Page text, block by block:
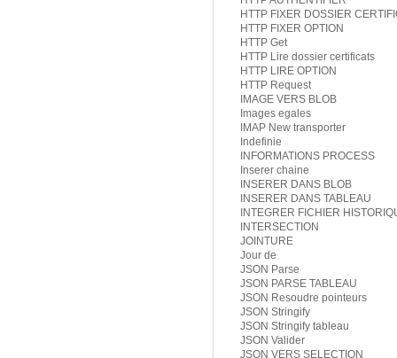
HTTP FIXER DOSSIER
HTTP FIXER OPTION
HTTP Get
HTTP Lire dossier certificats
HTTP LIRE OPTION
HTTP Request
IMAGE VERS BLOB
Images egales
IMAP New transporter
Indefinie
INFORMATIONS PROCESS
Inserer chaine
INSERER DANS BLOB
INSERER DANS TABLEAU
INTEGRER FICHIER
INTERSECTION
JOINTURE
Jour de
JSON Parse
JSON PARSE TABLEAU
JSON Resoudre pointeurs
JSON Stringify
JSON Stringify tableau
JSON Valider
JSON VERS SELECTION